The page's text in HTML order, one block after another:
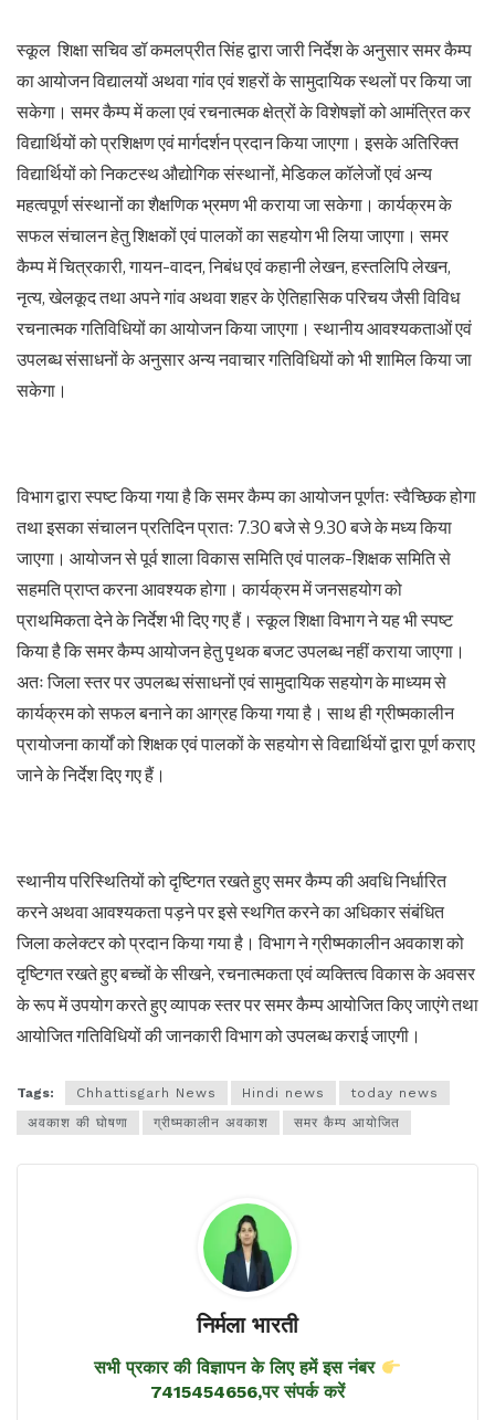
स्कूल शिक्षा सचिव डॉ कमलप्रीत सिंह द्वारा जारी निर्देश के अनुसार समर कैम्प
का आयोजन विद्यालयों अथवा गांव एवं शहरों के सामुदायिक स्थलों पर किया जा
सकेगा। समर कैम्प में कला एवं रचनात्मक क्षेत्रों के विशेषज्ञों को आमंत्रित कर
विद्यार्थियों को प्रशिक्षण एवं मार्गदर्शन प्रदान किया जाएगा। इसके अतिरिक्त
विद्यार्थियों को निकटस्थ औद्योगिक संस्थानों, मेडिकल कॉलेजों एवं अन्य
महत्वपूर्ण संस्थानों का शैक्षणिक भ्रमण भी कराया जा सकेगा। कार्यक्रम के
सफल संचालन हेतु शिक्षकों एवं पालकों का सहयोग भी लिया जाएगा। समर
कैम्प में चित्रकारी, गायन-वादन, निबंध एवं कहानी लेखन, हस्तलिपि लेखन,
नृत्य, खेलकूद तथा अपने गांव अथवा शहर के ऐतिहासिक परिचय जैसी विविध
रचनात्मक गतिविधियों का आयोजन किया जाएगा। स्थानीय आवश्यकताओं एवं
उपलब्ध संसाधनों के अनुसार अन्य नवाचार गतिविधियों को भी शामिल किया जा
सकेगा।
विभाग द्वारा स्पष्ट किया गया है कि समर कैम्प का आयोजन पूर्णतः स्वैच्छिक होगा
तथा इसका संचालन प्रतिदिन प्रातः 7.30 बजे से 9.30 बजे के मध्य किया
जाएगा। आयोजन से पूर्व शाला विकास समिति एवं पालक-शिक्षक समिति से
सहमति प्राप्त करना आवश्यक होगा। कार्यक्रम में जनसहयोग को
प्राथमिकता देने के निर्देश भी दिए गए हैं। स्कूल शिक्षा विभाग ने यह भी स्पष्ट
किया है कि समर कैम्प आयोजन हेतु पृथक बजट उपलब्ध नहीं कराया जाएगा।
अतः जिला स्तर पर उपलब्ध संसाधनों एवं सामुदायिक सहयोग के माध्यम से
कार्यक्रम को सफल बनाने का आग्रह किया गया है। साथ ही ग्रीष्मकालीन
प्रायोजना कार्यों को शिक्षक एवं पालकों के सहयोग से विद्यार्थियों द्वारा पूर्ण कराए
जाने के निर्देश दिए गए हैं।
स्थानीय परिस्थितियों को दृष्टिगत रखते हुए समर कैम्प की अवधि निर्धारित
करने अथवा आवश्यकता पड़ने पर इसे स्थगित करने का अधिकार संबंधित
जिला कलेक्टर को प्रदान किया गया है। विभाग ने ग्रीष्मकालीन अवकाश को
दृष्टिगत रखते हुए बच्चों के सीखने, रचनात्मकता एवं व्यक्तित्व विकास के अवसर
के रूप में उपयोग करते हुए व्यापक स्तर पर समर कैम्प आयोजित किए जाएंगे तथा
आयोजित गतिविधियों की जानकारी विभाग को उपलब्ध कराई जाएगी।
Tags: Chhattisgarh News Hindi news
today news
अवकाश की घोषणा
ग्रीष्मकालीन अवकाश समर कैम्प आयोजित
निर्मला भारती
सभी प्रकार की विज्ञापन के लिए हमें इस नंबर
7415454656,पर संपर्क करें